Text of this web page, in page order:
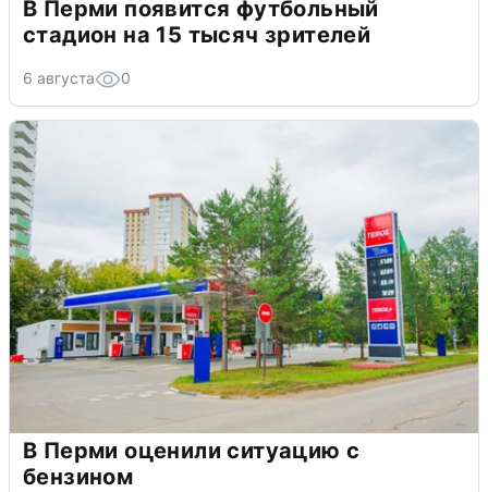
В Перми появится футбольный
стадион на 15 тысяч зрителей
6 августа 0
В Перми оценили ситуацию с
бензином